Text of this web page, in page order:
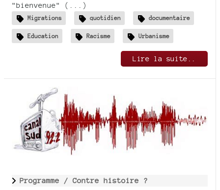
"bienvenue" (...)
Migrations quotidien documentaire
Education Racisme Urbanisme
Lire la suite..
Programme / Contre histoire ?